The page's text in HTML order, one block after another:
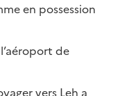
en possession
de
vers Leh a